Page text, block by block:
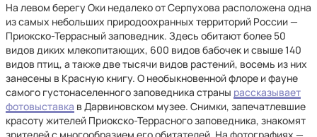
На левом берегу Оки недалеко от Серпухова расположена одна
из самых небольших природоохранных территорий России —
Приокско-Террасный заповедник. Здесь обитают более 50
видов диких млекопитающих, 600 видов бабочек и свыше 140
видов птиц, а также две тысячи видов растений, восемь из них
занесены в Красную книгу. О необыкновенной флоре и фауне
самого густонаселенного заповедника страны рассказывает
фотовыставка в Дарвиновском музее. Снимки, запечатлевшие
красоту жителей Приокско-Террасного заповедника, знакомят